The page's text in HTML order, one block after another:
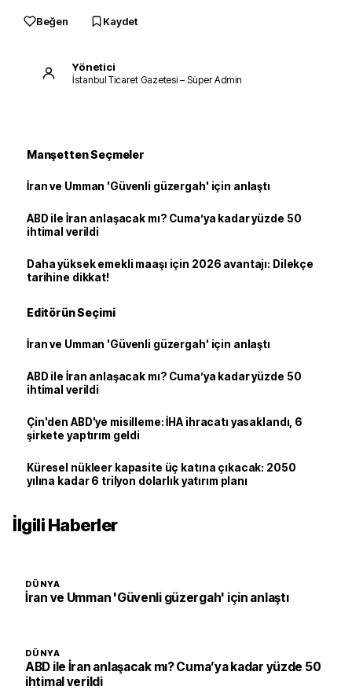
Beğen Kaydet
Yönetici
İstanbul Ticaret Gazetesi – Süper Admin
Manşetten Seçmeler
İran ve Umman 'Güvenli güzergah' için anlaştı
ABD ile İran anlaşacak mı? Cuma’ya kadar yüzde 50
ihtimal verildi
Daha yüksek emekli maaşı için 2026 avantajı: Dilekçe
tarihine dikkat!
Editörün Seçimi
İran ve Umman 'Güvenli güzergah' için anlaştı
ABD ile İran anlaşacak mı? Cuma’ya kadar yüzde 50
ihtimal verildi
Çin'den ABD'ye misilleme: İHA ihracatı yasaklandı, 6
şirkete yaptırım geldi
Küresel nükleer kapasite üç katına çıkacak: 2050
yılına kadar 6 trilyon dolarlık yatırım planı
İlgili Haberler
DÜNYA
İran ve Umman 'Güvenli güzergah' için anlaştı
DÜNYA
ABD ile İran anlaşacak mı? Cuma’ya kadar yüzde 50
ihtimal verildi